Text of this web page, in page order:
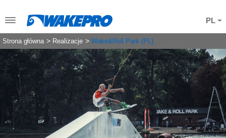
PL
Strona główna Realizacje Wake&Roll Park (PL)